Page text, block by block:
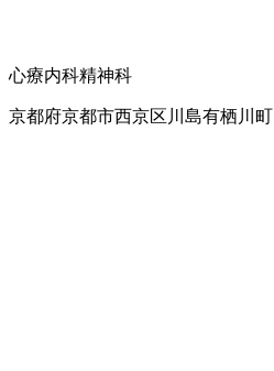
心療内科精神科
京都府京都市西京区川島有栖川